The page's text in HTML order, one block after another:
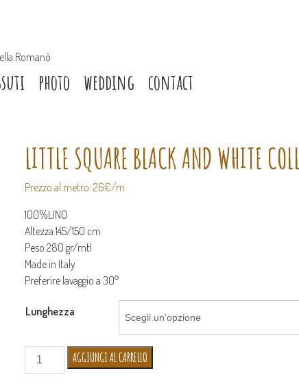
photo wedding contact
LITTLE SQUARE BLACK AND WHITE
Prezzo al metro: 26€/m
100%LINO
Altezza 145/150 cm
Peso 280 gr/mtl
Made in Italy
Preferire lavaggio a 30°
Lunghezza
LITTLE
SQUARE
AGGIUNGI AL CARRELLO